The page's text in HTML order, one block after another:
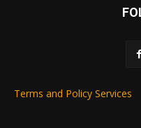
Terms and Policy Services